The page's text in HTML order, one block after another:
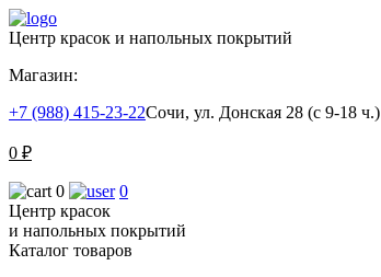
Центр красок и напольных покрытий
Магазин:
+7 (988) 415-23-22Сочи, ул. Донская 28 (с 9-18 ч.)
0 ₽
0
0
Центр красок
и напольных покрытий
Каталог товаров